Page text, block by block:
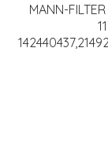
MANN-